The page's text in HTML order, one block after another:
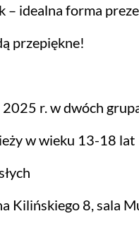
idealna forma
przepiękne!
r. w dwóch
w wieku 13-18 lat
Kilińskiego 8, sala